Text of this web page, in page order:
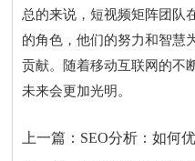
总的来说，短视频矩阵团队
的角色，他们的努力和智慧
贡献。随着移动互联网的不
未来会更加光明。
上一篇： SEO分析：如何